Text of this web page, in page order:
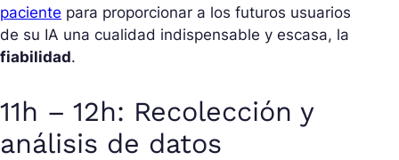
paciente para proporcionar a los futuros usuarios
de su IA una cualidad indispensable y escasa, la
fiabilidad.
11h – 12h: Recolección y
análisis de datos